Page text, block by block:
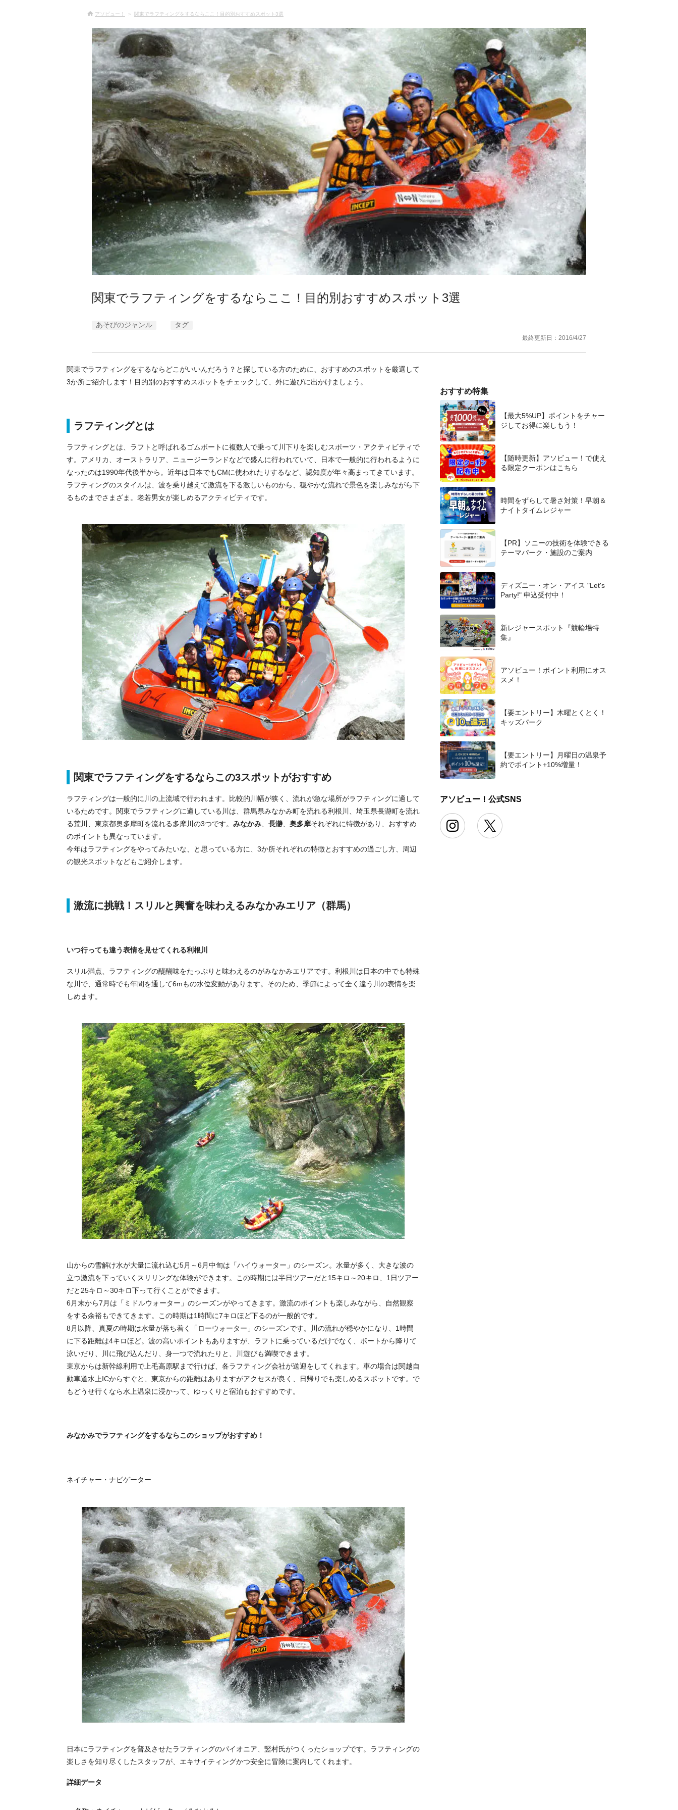
アソビュー！ 関東でラフティングをするならここ！目的別おすすめスポット3選
関東でラフティングをするならここ！目的別おすすめスポット3選
あそびのジャンル タグ
最終更新日： 2016/4/27
関東でラフティングをするならどこがいいんだろう？と探している方のために、おすすめのスポットを厳選して
3か所ご紹介します！目的別のおすすめスポットをチェックして、外に遊びに出かけましょう。
ラフティングとは
ラフティングとは、ラフトと呼ばれるゴムボートに複数人で乗って川下りを楽しむスポーツ・アクティビティで
す。アメリカ、オーストラリア、ニュージーランドなどで盛んに行われていて、日本で一般的に行われるように
なったのは1990年代後半から。近年は日本でもCMに使われたりするなど、認知度が年々高まってきています。
ラフティングのスタイルは、波を乗り越えて激流を下る激しいものから、穏やかな流れで景色を楽しみながら下
るものまでさまざま。老若男女が楽しめるアクティビティです。
関東でラフティングをするならこの3スポットがおすすめ
ラフティングは一般的に川の上流域で行われます。比較的川幅が狭く、流れが急な場所がラフティングに適して
いるためです。関東でラフティングに適している川は、群馬県みなかみ町を流れる利根川、埼玉県長瀞町を流れ
る荒川、東京都奥多摩町を流れる多摩川の3つです。 みなかみ 長瀞 奥多摩それぞれに特徴があり、おすすめ
のポイントも異なっています。
今年はラフティングをやってみたいな、と思っている方に、3か所それぞれの特徴とおすすめの過ごし方、周辺
の観光スポットなどもご紹介します。
激流に挑戦！スリルと興奮を味わえるみなかみエリア（群馬）
いつ行っても違う表情を見せてくれる利根川
スリル満点、ラフティングの醍醐味をたっぷりと味わえるのがみなかみエリアです。利根川は日本の中でも特殊
な川で、通常時でも年間を通して6mもの水位変動があります。そのため、季節によって全く違う川の表情を楽
しめます。
山からの雪解け水が大量に流れ込む5月～6月中旬は「ハイウォーター」のシーズン。水量が多く、大きな波の
立つ激流を下っていくスリリングな体験ができます。この時期には半日ツアーだと15キロ～20キロ、1日ツアー
だと25キロ～30キロ下って行くことができます。
6月末から7月は「ミドルウォーター」のシーズンがやってきます。激流のポイントも楽しみながら、自然観察
をする余裕もできてきます。この時期は1時間に7キロほど下るのが一般的です。
8月以降、真夏の時期は水量が落ち着く「ローウォーター」のシーズンです。川の流れが穏やかになり、1時間
に下る距離は4キロほど。波の高いポイントもありますが、ラフトに乗っているだけでなく、ボートから降りて
泳いだり、川に飛び込んだり、身一つで流れたりと、川遊びも満喫できます。
東京からは新幹線利用で上毛高原駅まで行けば、各ラフティング会社が送迎をしてくれます。車の場合は関越自
動車道水上ICからすぐと、東京からの距離はありますがアクセスが良く、日帰りでも楽しめるスポットです。で
もどうせ行くなら水上温泉に浸かって、ゆっくりと宿泊もおすすめです。
みなかみでラフティングをするならこのショップがおすすめ！
ネイチャー・ナビゲーター
日本にラフティングを普及させたラフティングのパイオニア、竪村氏がつくったショップです。ラフティングの
楽しさを知り尽くしたスタッフが、エキサイティングかつ安全に冒険に案内してくれます。
詳細データ
おすすめ特集
【最大5%UP】ポイントをチャー
ジしてお得に楽しもう！
【随時更新】アソビュー！で使え
る限定クーポンはこちら
時間をずらして暑さ対策！早朝＆
ナイトタイムレジャー
【PR】ソニーの技術を体験できる
テーマパーク・施設のご案内
ディズニー・オン・アイス "Let's
Party!" 申込受付中！
新レジャースポット『競輪場特
集』
アソビュー！ポイント利用にオス
スメ！
【要エントリー】木曜とくとく！
キッズパーク
【要エントリー】月曜日の温泉予
約でポイント+10%増量！
アソビュー！公式SNS